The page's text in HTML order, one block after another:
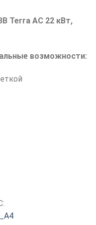
Terra AC 22 кВт,
возможности: